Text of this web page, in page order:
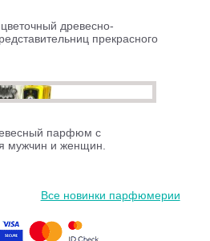
древесно-
прекрасного
парфюм с
мужчин и женщин.
Все новинки парфюмерии